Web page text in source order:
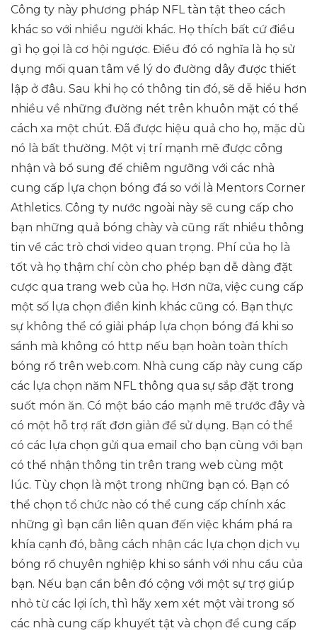
Công ty này phương pháp NFL tàn tật theo cách
khác so với nhiều người khác. Họ thích bất cứ điều
gì họ gọi là cơ hội ngược. Điều đó có nghĩa là họ sử
dụng mối quan tâm về lý do đường dây được thiết
lập ở đâu. Sau khi họ có thông tin đó, sẽ dễ hiểu hơn
nhiều về những đường nét trên khuôn mặt có thể
cách xa một chút. Đã được hiệu quả cho họ, mặc dù
nó là bất thường. Một vị trí mạnh mẽ được công
nhận và bổ sung để chiêm ngưỡng với các nhà
cung cấp lựa chọn bóng đá so với là Mentors Corner
Athletics. Công ty nước ngoài này sẽ cung cấp cho
bạn những quả bóng chày và cũng rất nhiều thông
tin về các trò chơi video quan trọng. Phí của họ là
tốt và họ thậm chí còn cho phép bạn dễ dàng đặt
cược qua trang web của họ. Hơn nữa, việc cung cấp
một số lựa chọn điền kinh khác cũng có. Bạn thực
sự không thể có giải pháp lựa chọn bóng đá khi so
sánh mà không có http nếu bạn hoàn toàn thích
bóng rổ trên web.com. Nhà cung cấp này cung cấp
các lựa chọn năm NFL thông qua sự sắp đặt trong
suốt món ăn. Có một báo cáo mạnh mẽ trước đây và
có một hỗ trợ rất đơn giản để sử dụng. Bạn có thể
có các lựa chọn gửi qua email cho bạn cùng với bạn
có thể nhận thông tin trên trang web cùng một
lúc. Tùy chọn là một trong những bạn có. Bạn có
thể chọn tổ chức nào có thể cung cấp chính xác
những gì bạn cần liên quan đến việc khám phá ra
khía cạnh đó, bằng cách nhận các lựa chọn dịch vụ
bóng rổ chuyên nghiệp khi so sánh với nhu cầu của
bạn. Nếu bạn cần bên đó cộng với một sự trợ giúp
nhỏ từ các lợi ích, thì hãy xem xét một vài trong số
các nhà cung cấp khuyết tật và chọn để cung cấp